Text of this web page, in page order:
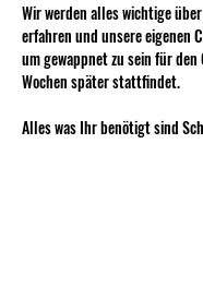
Wir werden alles wichtige
erfahren und unsere eigenen
um gewappnet zu sein für
Wochen später stattfindet.
Alles was Ihr benötigt sind